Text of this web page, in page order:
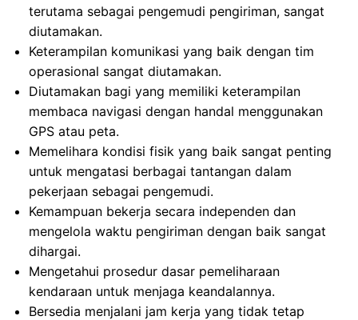
terutama sebagai pengemudi pengiriman, sangat
diutamakan.
Keterampilan komunikasi yang baik dengan tim
operasional sangat diutamakan.
Diutamakan bagi yang memiliki keterampilan
membaca navigasi dengan handal menggunakan
GPS atau peta.
Memelihara kondisi fisik yang baik sangat penting
untuk mengatasi berbagai tantangan dalam
pekerjaan sebagai pengemudi.
Kemampuan bekerja secara independen dan
mengelola waktu pengiriman dengan baik sangat
dihargai.
Mengetahui prosedur dasar pemeliharaan
kendaraan untuk menjaga keandalannya.
Bersedia menjalani jam kerja yang tidak tetap